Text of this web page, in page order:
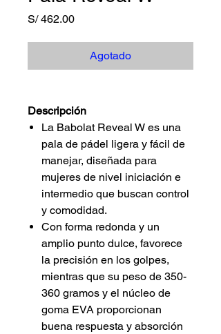
S/ 462.00Precio
Agotado
Descripción
La Babolat Reveal W es una
pala de pádel ligera y fácil de
manejar, diseñada para
mujeres de nivel iniciación e
intermedio que buscan control
y comodidad.
Con forma redonda y un
amplio punto dulce, favorece
la precisión en los golpes,
mientras que su peso de 350-
360 gramos y el núcleo de
goma EVA proporcionan
buena respuesta y absorción